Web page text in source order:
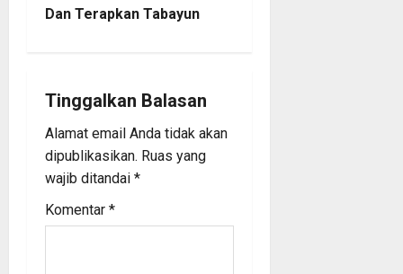
a
g
a
i
Dan Terapkan Tabayun
Tinggalkan Balasan
Alamat email Anda tidak akan
dipublikasikan. Ruas yang
wajib ditandai *
Komentar *